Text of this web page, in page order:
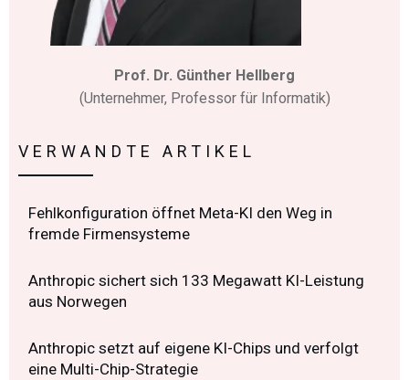
Prof. Dr. Günther Hellberg
(Unternehmer, Professor für Informatik)
VERWANDTE ARTIKEL
Fehlkonfiguration öffnet Meta-KI den Weg in
fremde Firmensysteme
Anthropic sichert sich 133 Megawatt KI-Leistung
aus Norwegen
Anthropic setzt auf eigene KI-Chips und verfolgt
eine Multi-Chip-Strategie